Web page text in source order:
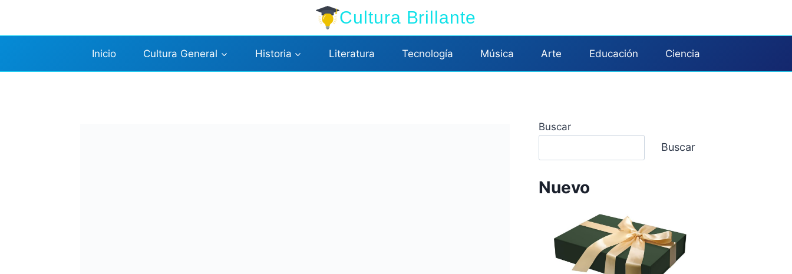
contenido
Cultura Brillante
Inicio Cultura General Historia Literatura Tecnología Música Arte Educación Ciencia
Buscar
Buscar
Nuevo